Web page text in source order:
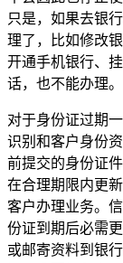
只是，如果去银
理了，比如修改
开通手机银行、
话，也不能办理。
对于身份证过期
识别和客户身份
前提交的身份证
在合理期限内更
客户办理业务。
份证到期后必需
或邮寄资料到银